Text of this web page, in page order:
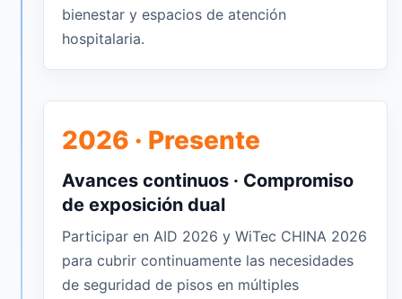
bienestar y espacios de atención
hospitalaria.
2026 · Presente
Avances continuos · Compromiso
de exposición dual
Participar en AID 2026 y WiTec CHINA 2026
para cubrir continuamente las necesidades
de seguridad de pisos en múltiples